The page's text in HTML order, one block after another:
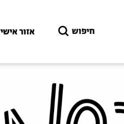
חיפוש אזור אישי